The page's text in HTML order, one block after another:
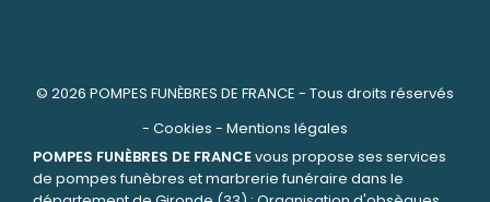
© 2026 POMPES FUNÈBRES DE FRANCE - Tous droits réservés
- Cookies - Mentions légales
POMPES FUNÈBRES DE FRANCEvous propose ses services
de pompes funèbres et marbrerie funéraire dans le